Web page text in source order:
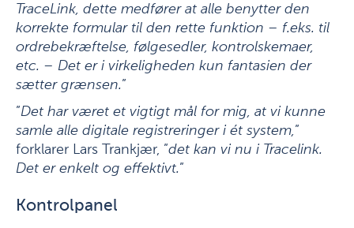
TraceLink, dette medfører at alle benytter den
korrekte formular til den rette funktion – f.eks. til
ordrebekræftelse, følgesedler, kontrolskemaer,
etc. – Det er i virkeligheden kun fantasien der
sætter grænsen.”
”Det har været et vigtigt mål for mig, at vi kunne
samle alle digitale registreringer i ét system,”
forklarer Lars Trankjær, ”det kan vi nu i Tracelink.
Det er enkelt og effektivt.”
Kontrolpanel